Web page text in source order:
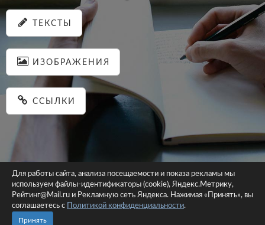
ТЕКСТЫ
ИЗОБРАЖЕНИЯ
ССЫЛКИ
© 2026 pastein.ru |Пользовательское соглашение|Политика
конфиденциальности
Для работы сайта, анализа посещаемости и показа рекламы мы
используем файлы-идентификаторы (cookie), Яндекс.Метрику,
Рейтинг@Mail.ru и Рекламную сеть Яндекса. Нажимая «Принять», вы
соглашаетесь с
Политикой конфиденциальности.
Принять